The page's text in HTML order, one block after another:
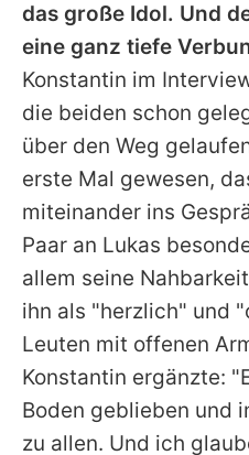
das große Idol. Und
eine ganz tiefe
Konstantin im
die beiden schon
über den Weg
erste Mal gewesen,
miteinander ins
Paar an Lukas
allem seine
ihn als "herzlich" und
Leuten mit offenen
Konstantin ergänzte:
Boden geblieben und
zu allen. Und ich